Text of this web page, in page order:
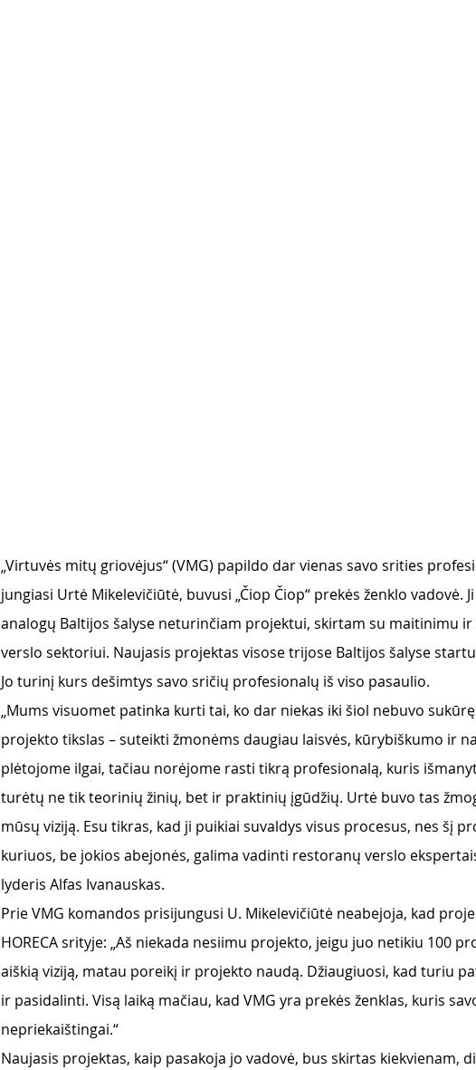
„Virtuvės mitų griovėjus“ (VMG) papildo dar vienas savo srities
jungiasi Urtė Mikelevičiūtė, buvusi „Čiop Čiop“ prekės ženklo vadovė.
analogų Baltijos šalyse neturinčiam projektui, skirtam su maitinimu
verslo sektoriui. Naujasis projektas visose trijose Baltijos šalyse
Jo turinį kurs dešimtys savo sričių profesionalų iš viso pasaulio.
„Mums visuomet patinka kurti tai, ko dar niekas iki šiol nebuvo
projekto tikslas – suteikti žmonėms daugiau laisvės, kūrybiškumo ir
plėtojome ilgai, tačiau norėjome rasti tikrą profesionalą, kuris
turėtų ne tik teorinių žinių, bet ir praktinių įgūdžių. Urtė buvo tas
mūsų viziją. Esu tikras, kad ji puikiai suvaldys visus procesus, nes šį
kuriuos, be jokios abejonės, galima vadinti restoranų verslo
lyderis Alfas Ivanauskas.
Prie VMG komandos prisijungusi U. Mikelevičiūtė neabejoja, kad
HORECA srityje: „Aš niekada nesiimu projekto, jeigu juo netikiu 100
aiškią viziją, matau poreikį ir projekto naudą. Džiaugiuosi, kad turiu
ir pasidalinti. Visą laiką mačiau, kad VMG yra prekės ženklas, kuris
nepriekaištingai.“
Naujasis projektas, kaip pasakoja jo vadovė, bus skirtas kiekvienam,